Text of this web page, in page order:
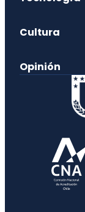
Cultura
Opinión